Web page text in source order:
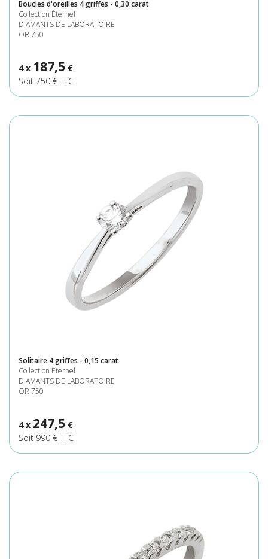
Boucles d'oreilles 4 griffes - 0,30 carat
Collection Éternel
DIAMANTS DE LABORATOIRE
OR 750
4 x 187,5 €
Soit 750 € TTC
Solitaire 4 griffes - 0,15 carat
Collection Éternel
DIAMANTS DE LABORATOIRE
OR 750
4 x 247,5 €
Soit 990 € TTC